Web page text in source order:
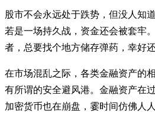
股市不会永远处于跌势，但没人知
若是一场持久战，资金还会被套牢
者，总要找个地方储存弹药，幸好
在市场混乱之际，各类金融资产的
有所谓的安全避风港。金融资产在
加密货币也在崩盘，霎时间仿佛人